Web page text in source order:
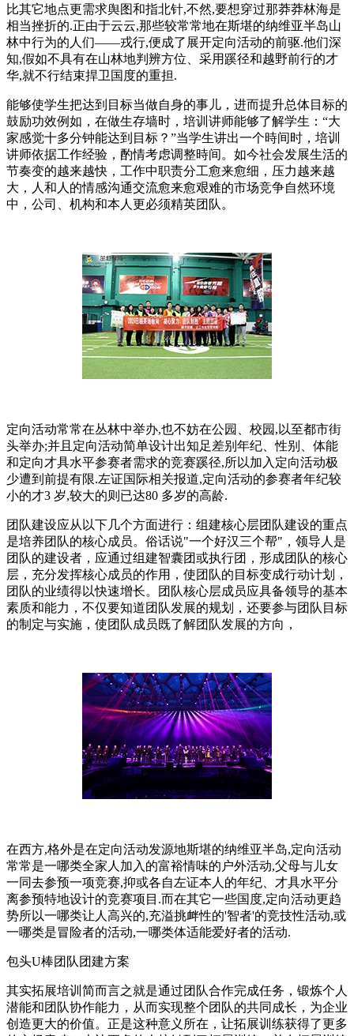
比其它地点更需求舆图和指北针,不然,要想穿过那莽莽林海是
相当挫折的.正由于云云,那些较常常地在斯堪的纳维亚半岛山
林中行为的人们——戎行,便成了展开定向活动的前驱.他们深
知,假如不具有在山林地判辨方位、采用蹊径和越野前行的才
华,就不行结束捍卫国度的重担.
能够使学生把达到目标当做自身的事儿，进而提升总体目标的
鼓励功效例如，在做生存墙时，培训讲师能够了解学生：“大
家感觉十多分钟能达到目标？”当学生讲出一个時间时，培训
讲师依据工作经验，酌情考虑调整時间。如今社会发展生活的
节奏变的越来越快，工作中职责分工愈来愈细，压力越来越
大，人和人的情感沟通交流愈来愈艰难的市场竞争自然环境
中，公司、机构和本人更必须精英团队。
定向活动常常在丛林中举办,也不妨在公园、校园,以至都市街
头举办;并且定向活动简单设计出知足差别年纪、性别、体能
和定向才具水平参赛者需求的竞赛蹊径,所以加入定向活动极
少遭到前提有限.左证国际相关报道,定向活动的参赛者年纪较
小的才3 岁,较大的则已达80 多岁的高龄.
团队建设应从以下几个方面进行：组建核心层团队建设的重点
是培养团队的核心成员。俗话说"一个好汉三个帮"，领导人是
团队的建设者，应通过组建智囊团或执行团，形成团队的核心
层，充分发挥核心成员的作用，使团队的目标变成行动计划，
团队的业绩得以快速增长。团队核心层成员应具备领导的基本
素质和能力，不仅要知道团队发展的规划，还要参与团队目标
的制定与实施，使团队成员既了解团队发展的方向，
在西方,格外是在定向活动发源地斯堪的纳维亚半岛,定向活动
常常是一哪类全家人加入的富裕情味的户外活动,父母与儿女
一同去参预一项竞赛,抑或各自左证本人的年纪、才具水平分
离参预特地设计的竞赛项目.而在其它一些国度,定向活动更趋
势所以一哪类让人高兴的,充溢挑衅性的'智者'的竞技性活动,或
一哪类是冒险者的活动,一哪类体适能爱好者的活动.
包头U棒团队团建方案
其实拓展培训简而言之就是通过团队合作完成任务，锻炼个人
潜能和团队协作能力，从而实现整个团队的共同成长，为企业
创造更大的价值。正是这种意义所在，让拓展训练获得了更多